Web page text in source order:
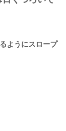
ようにスロープ